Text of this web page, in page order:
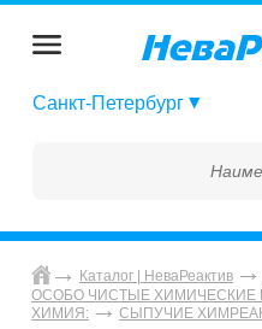
Санкт-Петербург
Каталог | НеваРеактив
ОСОБО ЧИСТЫЕ ХИМИЧЕСКИЕ
ХИМИЯ:
СЫПУЧИЕ